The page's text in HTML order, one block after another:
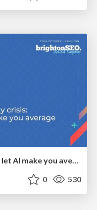
The SEO identity crisis: Don't let AI make you average
0 530